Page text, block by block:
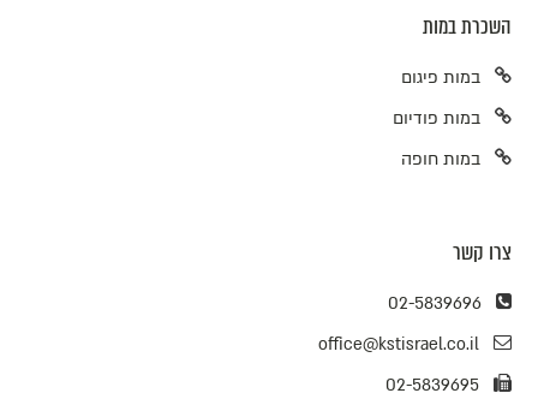
השכרת במות
במות פיגום
במות פודיום
במות חופה
צרו קשר
02-5839696
office@kstisrael.co.il
02-5839695